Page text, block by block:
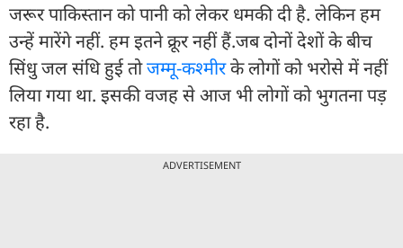
जरूर पाकिस्तान को पानी को लेकर धमकी दी है. लेकिन हम
उन्हें मारेंगे नहीं. हम इतने क्रूर नहीं हैं.जब दोनों देशों के बीच
सिंधु जल संधि हुई तोजम्मू-कश्मीरके लोगों को भरोसे में नहीं
लिया गया था. इसकी वजह से आज भी लोगों को भुगतना पड़
रहा है.
ADVERTISEMENT